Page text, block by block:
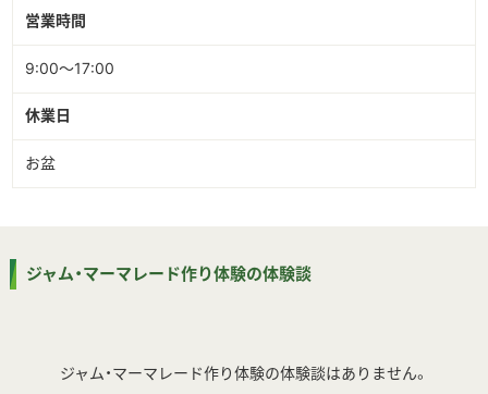
営業時間
9:00～17:00
休業日
お盆
ジャム・マーマレード作り体験の体験談
ジャム・マーマレード作り体験の体験談はありません。